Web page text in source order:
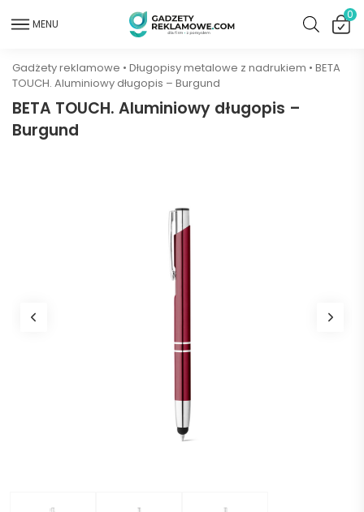
MENU
0
Gadżety reklamowe • Długopisy metalowe z nadrukiem • BETA
TOUCH. Aluminiowy długopis – Burgund
BETA TOUCH. Aluminiowy długopis –
Burgund